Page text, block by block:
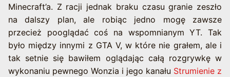
Minecraft’a. Z racji jednak braku czasu granie zeszło
na dalszy plan, ale robiąc jedno mogę zawsze
przecież pooglądać coś na wspomnianym YT. Tak
było między innymi z GTA V, w które nie grałem, ale i
tak setnie się bawiłem oglądając całą rozgrywkę w
wykonaniu pewnego Wonzia i jego kanału Strumienie z